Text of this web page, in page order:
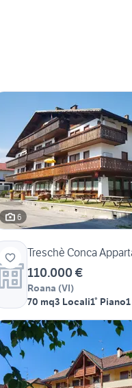
6
Treschè Conca
110.000 €
Roana (VI)
70 mq3 Locali1° Piano